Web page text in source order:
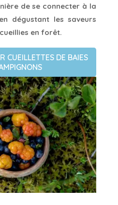
de se connecter à la
dégustant les saveurs
en forêt.
CUEILLETTES DE BAIES